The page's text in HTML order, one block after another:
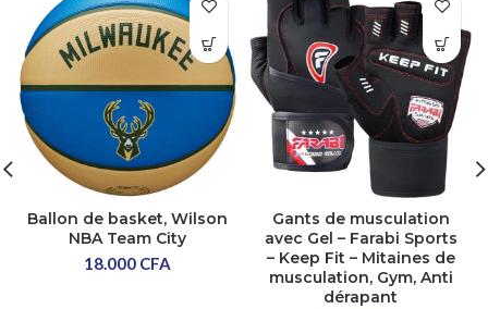
Ballon de basket, Wilson
NBA Team City
18.000 CFA
Gants de musculation
avec Gel – Farabi Sports
– Keep Fit – Mitaines de
musculation, Gym, Anti
dérapant